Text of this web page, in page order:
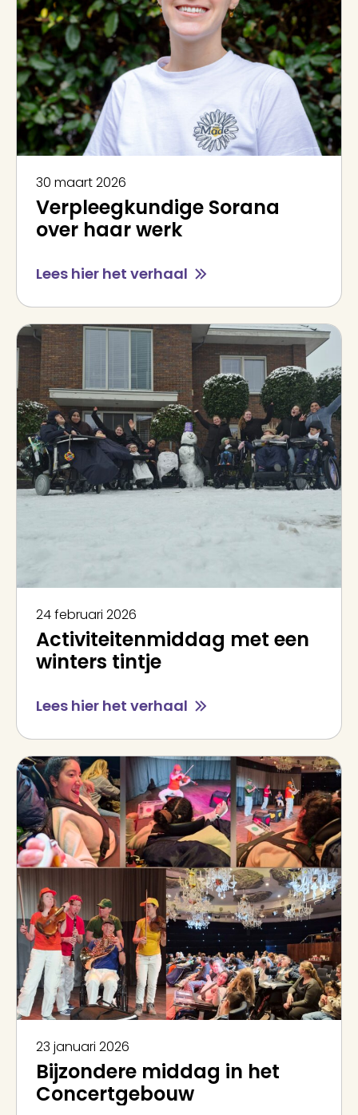
30 maart 2026
Verpleegkundige Sorana
over haar werk
Lees hier het verhaal
24 februari 2026
Activiteitenmiddag met een
winters tintje
Lees hier het verhaal
23 januari 2026
Bijzondere middag in het
Concertgebouw